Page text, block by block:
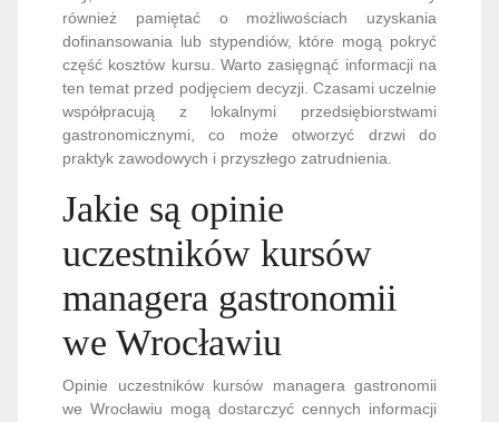
również pamiętać o możliwościach uzyskania
dofinansowania lub stypendiów, które mogą pokryć
część kosztów kursu. Warto zasięgnąć informacji na
ten temat przed podjęciem decyzji. Czasami uczelnie
współpracują z lokalnymi przedsiębiorstwami
gastronomicznymi, co może otworzyć drzwi do
praktyk zawodowych i przyszłego zatrudnienia.
Jakie są opinie
uczestników kursów
managera gastronomii
we Wrocławiu
Opinie uczestników kursów managera gastronomii
we Wrocławiu mogą dostarczyć cennych informacji